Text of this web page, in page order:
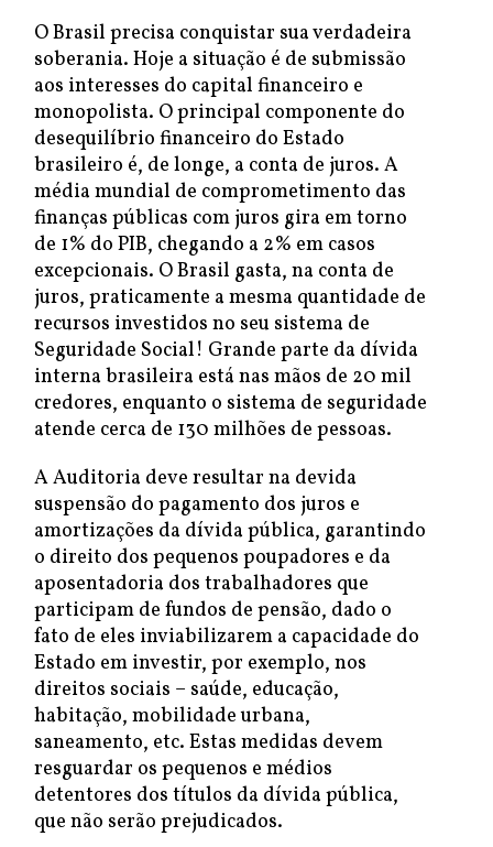
O Brasil precisa conquistar sua verdadeira
soberania. Hoje a situação é de submissão
aos interesses do capital financeiro e
monopolista. O principal componente do
desequilíbrio financeiro do Estado
brasileiro é, de longe, a conta de juros. A
média mundial de comprometimento das
finanças públicas com juros gira em torno
de 1% do PIB, chegando a 2% em casos
excepcionais. O Brasil gasta, na conta de
juros, praticamente a mesma quantidade de
recursos investidos no seu sistema de
Seguridade Social! Grande parte da dívida
interna brasileira está nas mãos de 20 mil
credores, enquanto o sistema de seguridade
atende cerca de 130 milhões de pessoas.
A Auditoria deve resultar na devida
suspensão do pagamento dos juros e
amortizações da dívida pública, garantindo
o direito dos pequenos poupadores e da
aposentadoria dos trabalhadores que
participam de fundos de pensão, dado o
fato de eles inviabilizarem a capacidade do
Estado em investir, por exemplo, nos
direitos sociais – saúde, educação,
habitação, mobilidade urbana,
saneamento, etc. Estas medidas devem
resguardar os pequenos e médios
detentores dos títulos da dívida pública,
que não serão prejudicados.